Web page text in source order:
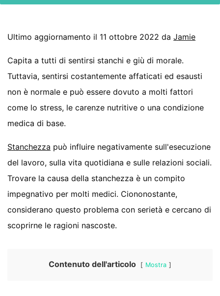
Ultimo aggiornamento il 11 ottobre 2022 daJamie
Capita a tutti di sentirsi stanchi e giù di morale.
Tuttavia, sentirsi costantemente affaticati ed esausti
non è normale e può essere dovuto a molti fattori
come lo stress, le carenze nutritive o una condizione
medica di base.
Stanchezza può influire negativamente sull'esecuzione
del lavoro, sulla vita quotidiana e sulle relazioni sociali.
Trovare la causa della stanchezza è un compito
impegnativo per molti medici. Ciononostante,
considerano questo problema con serietà e cercano di
scoprirne le ragioni nascoste.
Contenuto dell'articolo Mostra